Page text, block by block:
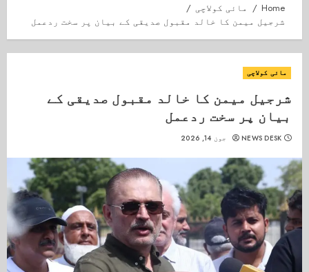
Home
مائی کولاچی
شرجیل میمن کا خالد مقبول صدیقی کے بیان پر سخت ردعمل
مائی کولاچی
شرجیل میمن کا خالد مقبول صدیقی کے
بیان پر سخت ردعمل
NEWS DESK جون 14, 2026